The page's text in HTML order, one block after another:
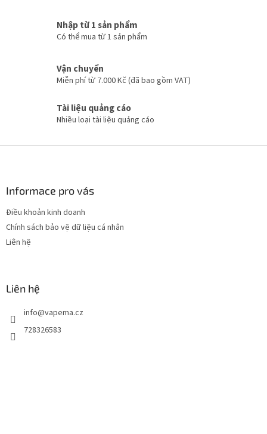
Nhập từ 1 sản phẩm
Có thể mua từ 1 sản phẩm
Vận chuyển
Miễn phí từ 7.000 Kč (đã bao gồm VAT)
Tài liệu quảng cáo
Nhiều loại tài liệu quảng cáo
n
Informace pro vás
Điều khoản kinh doanh
Chính sách bảo vệ dữ liệu cá nhân
Liên hệ
Liên hệ
info@vapema.cz
728326583